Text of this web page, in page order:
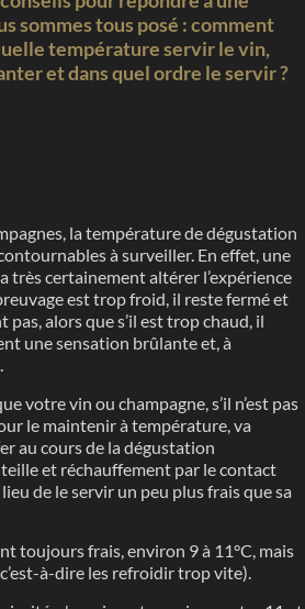
sommes tous posé : comment
température servir le vin,
et dans quel ordre le servir ?
la température de dégustation
à surveiller. En effet, une
très certainement altérer l’expérience
est trop froid, il reste fermé et
pas, alors que s’il est trop chaud, il
une sensation brûlante et, à
votre vin ou champagne, s’il n’est pas
le maintenir à température, va
au cours de la dégustation
et réchauffement par le contact
de le servir un peu plus frais que sa
toujours frais, environ 9 à 11°C, mais
à-dire les refroidir trop vite).